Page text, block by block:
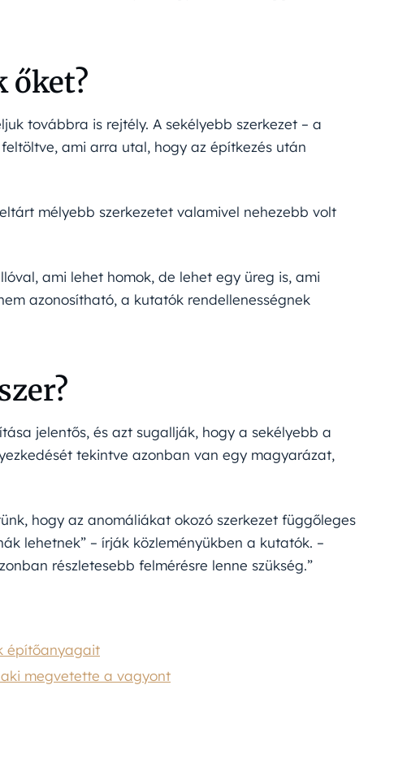
őket?
továbbra is rejtély. A sekélyebb szerkezet – a
ami arra utal, hogy az építkezés után
mélyebb szerkezetet valamivel nehezebb volt
ami lehet homok, de lehet egy üreg is, ami
azonosítható, a kutatók rendellenességnek
jelentős, és azt sugallják, hogy a sekélyebb a
tekintve azonban van egy magyarázat,
hogy az anomáliákat okozó szerkezet függőleges
lehetnek” – írják közleményükben a kutatók. –
részletesebb felmérésre lenne szükség.”
építőanyagait
megvetette a vagyont